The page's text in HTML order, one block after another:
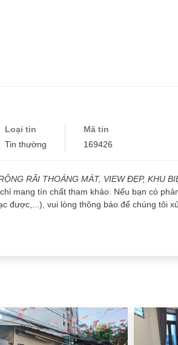
Loại tin
Tin thường
Mã tin
169426
RÃI THOÁNG MÁT, VIEW ĐẸP, KHU
mang tín chất tham khảo. Nếu bạn có
được,...), vui lòng thông báo để chúng tôi